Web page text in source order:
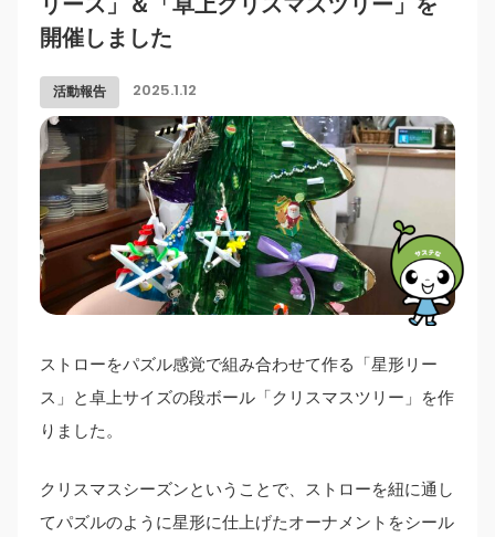
開催しました
活動報告 2025.1.12
ストローをパズル感覚で組み合わせて作る「星形リー
ス」と卓上サイズの段ボール「クリスマスツリー」を作
りました。
クリスマスシーズンということで、ストローを紐に通し
てパズルのように星形に仕上げたオーナメントをシール